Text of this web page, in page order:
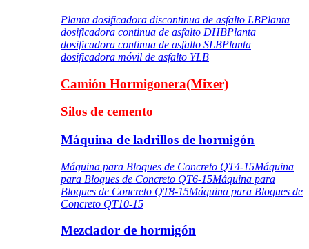
Planta dosificadora discontinua de asfalto LBPlanta
dosificadora continua de asfalto DHBPlanta
dosificadora continua de asfalto SLBPlanta
dosificadora móvil de asfalto YLB
Camión Hormigonera(Mixer)
Silos de cemento
Máquina de ladrillos de hormigón
Máquina para Bloques de Concreto QT4-15Máquina
para Bloques de Concreto QT6-15Máquina para
Bloques de Concreto QT8-15Máquina para Bloques de
Concreto QT10-15
Mezclador de hormigón